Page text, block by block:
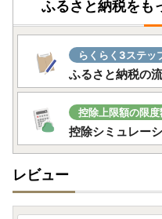
保証期間内に故障や不具
がって修理や交換等の方
同梱されている保証書に
さい。
～問い合わせについて～
JTBふるさと納税コールセ
お問い合わせフォーム：
営業時間：10：00～17：
ふるさと納税をも
らくらく3ステッ
ふるさと納税の
控除上限額の限
控除シミュレー
レビュー